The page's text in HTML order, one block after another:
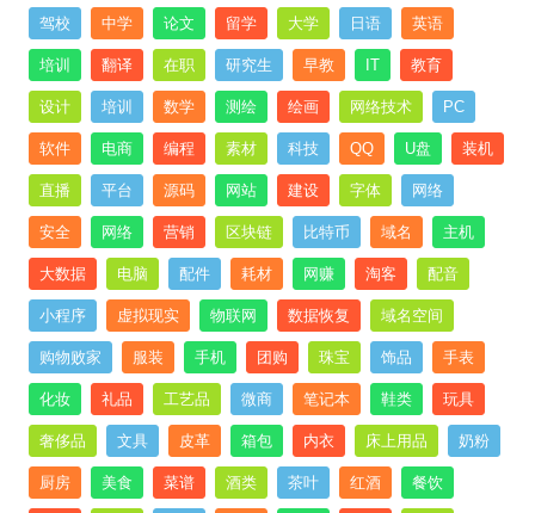
驾校 中学 论文 留学 大学 日语 英语
培训 翻译 在职 研究生 早教 IT 教育
设计 培训 数学 测绘 绘画 网络技术 PC
软件 电商 编程 素材 科技 QQ U盘 装机
直播 平台 源码 网站 建设 字体 网络
安全 网络 营销 区块链 比特币 域名 主机
大数据 电脑 配件 耗材 网赚 淘客 配音
小程序 虚拟现实 物联网 数据恢复 域名空间
购物败家 服装 手机 团购 珠宝 饰品 手表
化妆 礼品 工艺品 微商 笔记本 鞋类 玩具
奢侈品 文具 皮革 箱包 内衣 床上用品 奶粉
厨房 美食 菜谱 酒类 茶叶 红酒 餐饮